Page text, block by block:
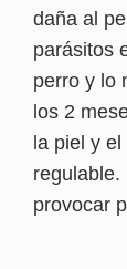
daña al
parásitos
perro y lo
los 2
la piel y
provocar